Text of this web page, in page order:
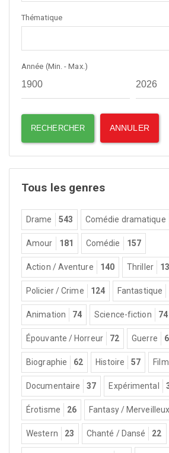
Thématique
Année (Min. - Max.)
Tous les genres
Drame 543 Comédie dramatique
Amour 181 Comédie 157
Action / Aventure 140 Thriller
Policier / Crime 124 Fantastique
Animation 74 Science-fiction 74
Épouvante / Horreur 72 Guerre
Biographie 62 Histoire 57
Documentaire 37 Expérimental
Érotisme 26 Fantasy / Merveilleux
Western 23 Chanté / Dansé 22